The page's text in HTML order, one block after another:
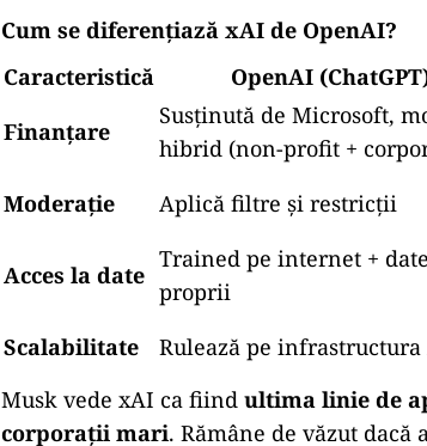
Cum se diferențiază xAI de OpenAI?
Caracteristică
OpenAI
Finanțare
Susținută de Microsoft,
hibrid (non-profit +
Moderație
Aplică filtre și restricții
Acces la date
Trained pe internet + date
proprii
Scalabilitate Rulează pe infrastructura
Musk vede xAI ca fiind ultima linie de
corporații mari. Rămâne de văzut dacă